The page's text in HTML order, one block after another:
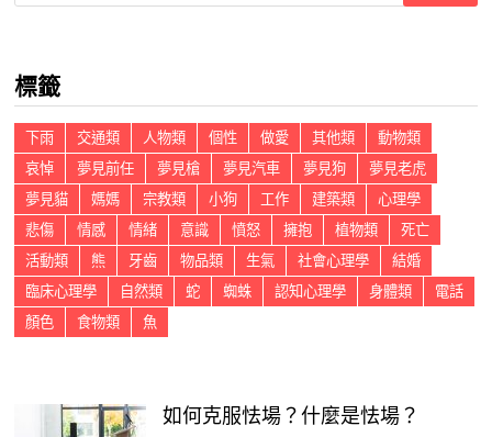
字:
標籤
下雨 交通類 人物類 個性 做愛 其他類
動物類
哀悼
夢見前任 夢見槍 夢見汽車 夢見狗
夢見老虎
夢見貓
媽媽 宗教類 小狗 工作 建築類
心理學
悲傷
情感 情緒 意識 憤怒 擁抱 植物類
死亡
活動類
熊 牙齒 物品類 生氣 社會心理學
結婚
臨床心理學
自然類 蛇 蜘蛛 認知心理學 身體類
電話
顏色
食物類 魚
如何克服怯場？什麼是怯場？